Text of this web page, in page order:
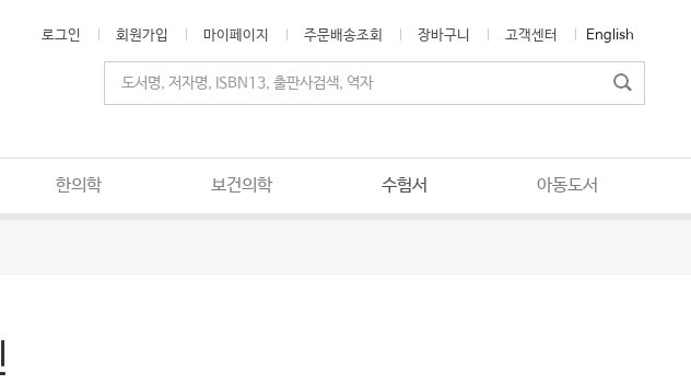
로그인 회원가입 마이페이지 주문배송조회 장바구니 고객센터 English
한의학 보건의학 수험서 아동도서